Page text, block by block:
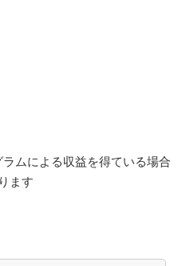
ムによる収益を得ている場合
ます